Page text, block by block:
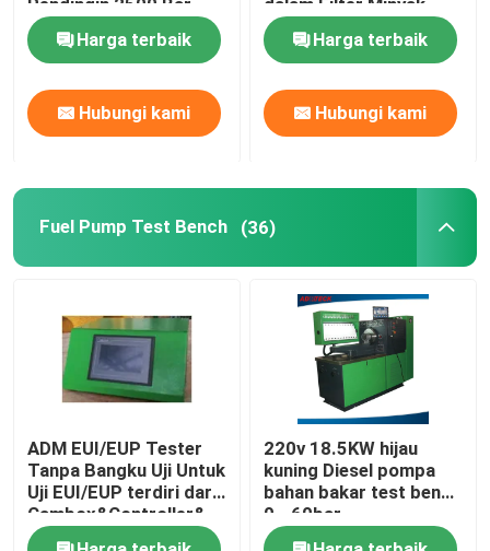
Pendingin 2500 Bar
Harga terbaik
Hubungi kami
dalam Filter Minyak
Disesuaikan
Harga terbaik
Hubungi kami
Fuel Pump Test Bench (36)
ADM EUI/EUP Tester
Tanpa Bangku Uji Untuk
Uji EUI/EUP terdiri dari
Cambox&Controller&
Aksesoris Spesifik
220v 18.5KW hijau
kuning Diesel pompa
bahan bakar test bench
0 - 60bar